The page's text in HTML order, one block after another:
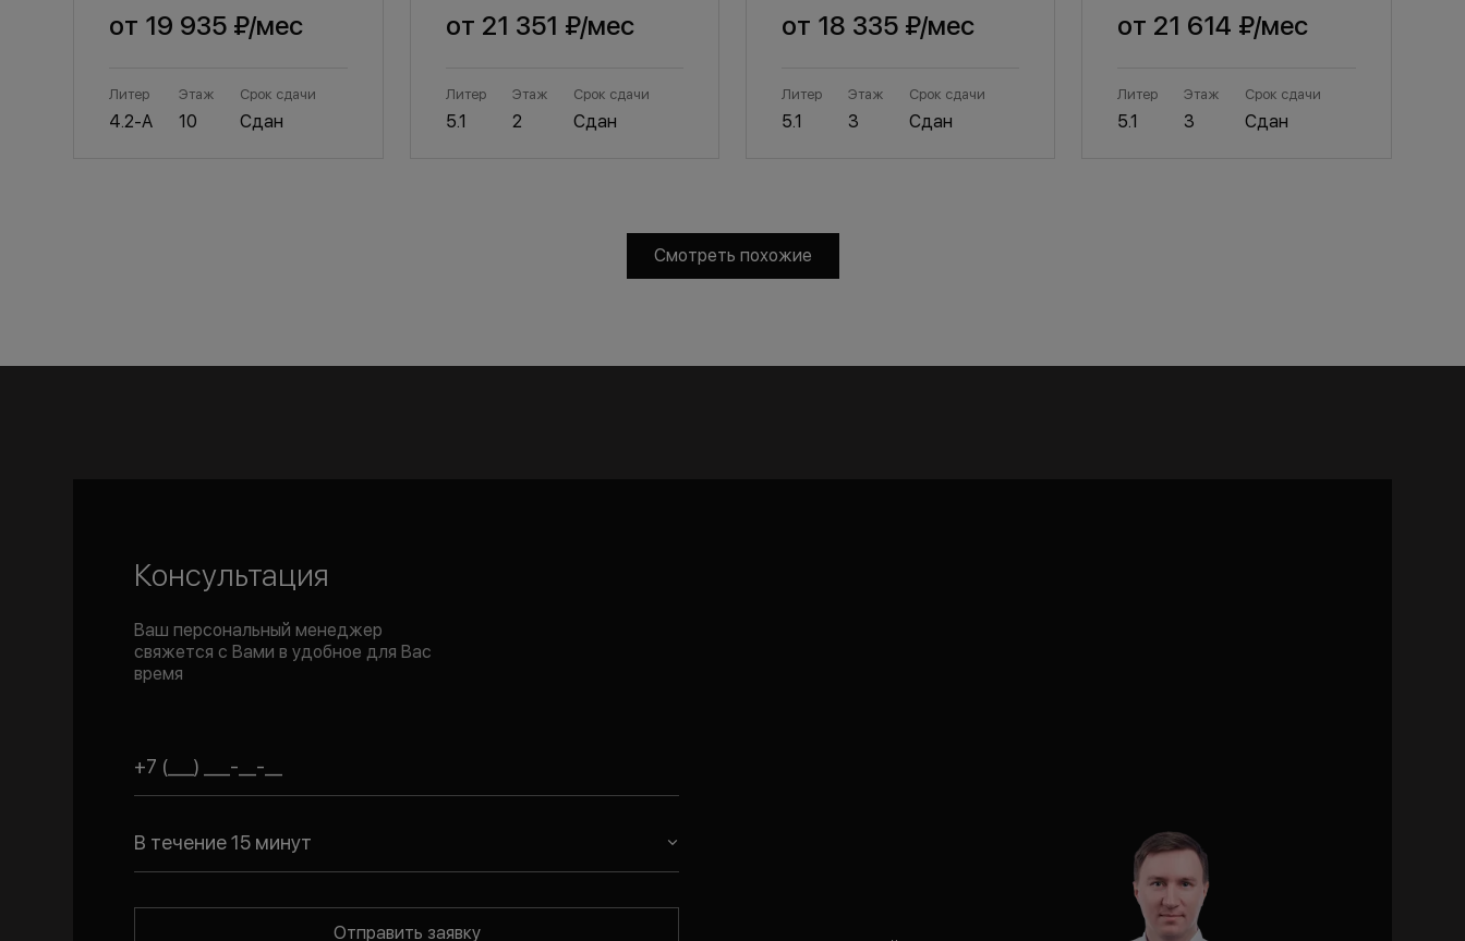
от 19 935 ₽/мес
Литер
4.2-А
Этаж
10
Срок сдачи
Сдан
от 21 351 ₽/мес
Литер
5.1
Этаж
2
Срок сдачи
Сдан
от 18 335 ₽/мес
Литер
5.1
Этаж
3
Срок сдачи
Сдан
от 21 614 ₽/мес
Литер
5.1
Этаж
3
Срок сдачи
Сдан
Смотреть похожие
Консультация
Ваш персональный менеджер
свяжется с Вами в удобное для Вас
время
В течение 15 минут
Отправить заявку